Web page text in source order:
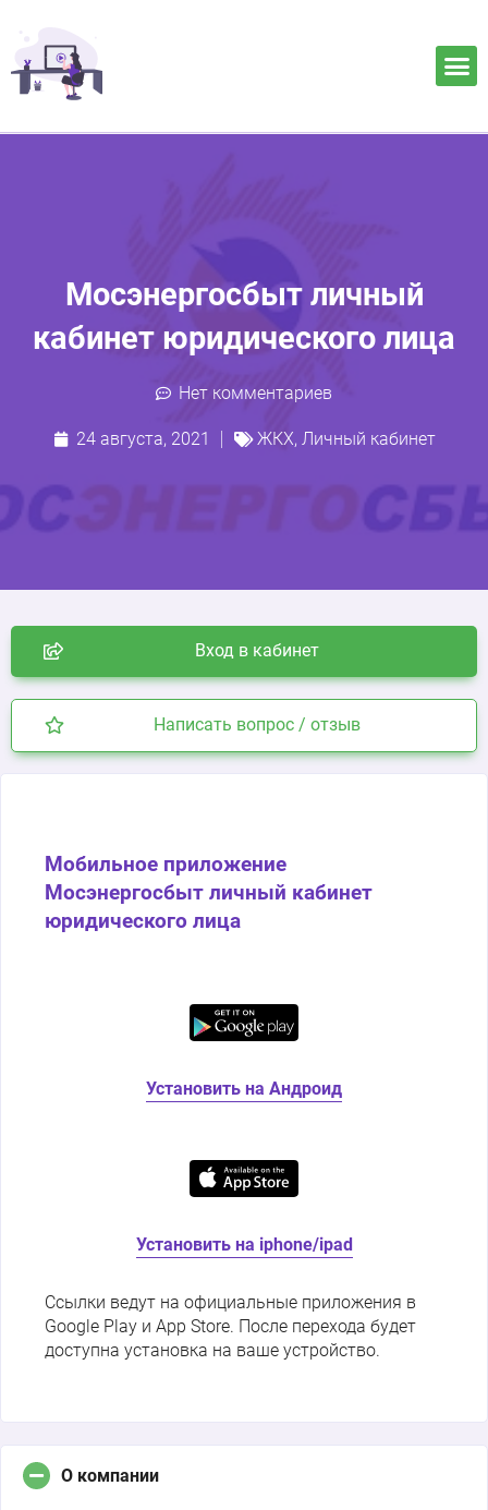
Мосэнергосбыт личный
кабинет юридического лица
Нет комментариев
24 августа, 2021 ЖКХ, Личный кабинет
Вход в кабинет
Написать вопрос / отзыв
Мобильное приложение
Мосэнергосбыт личный кабинет
юридического лица
Установить на Андроид
Установить на iphone/ipad
Ссылки ведут на официальные приложения в
Google Play и App Store. После перехода будет
доступна установка на ваше устройство.
О компании